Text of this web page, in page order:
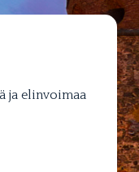
ja elinvoimaa